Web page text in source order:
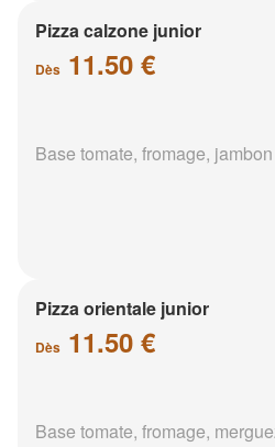
Pizza calzone junior
Dès 11.50 €
Base tomate, fromage,
Pizza orientale junior
Dès 11.50 €
Base tomate, fromage,